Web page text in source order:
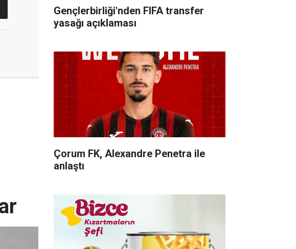
Gençlerbirliği'nden FIFA transfer
yasağı açıklaması
Çorum FK, Alexandre Penetra ile
anlaştı